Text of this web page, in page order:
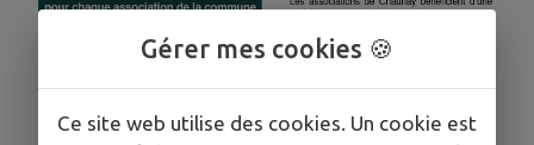
Gérer mes cookies 🍪
Ce site web utilise des cookies. Un cookie est